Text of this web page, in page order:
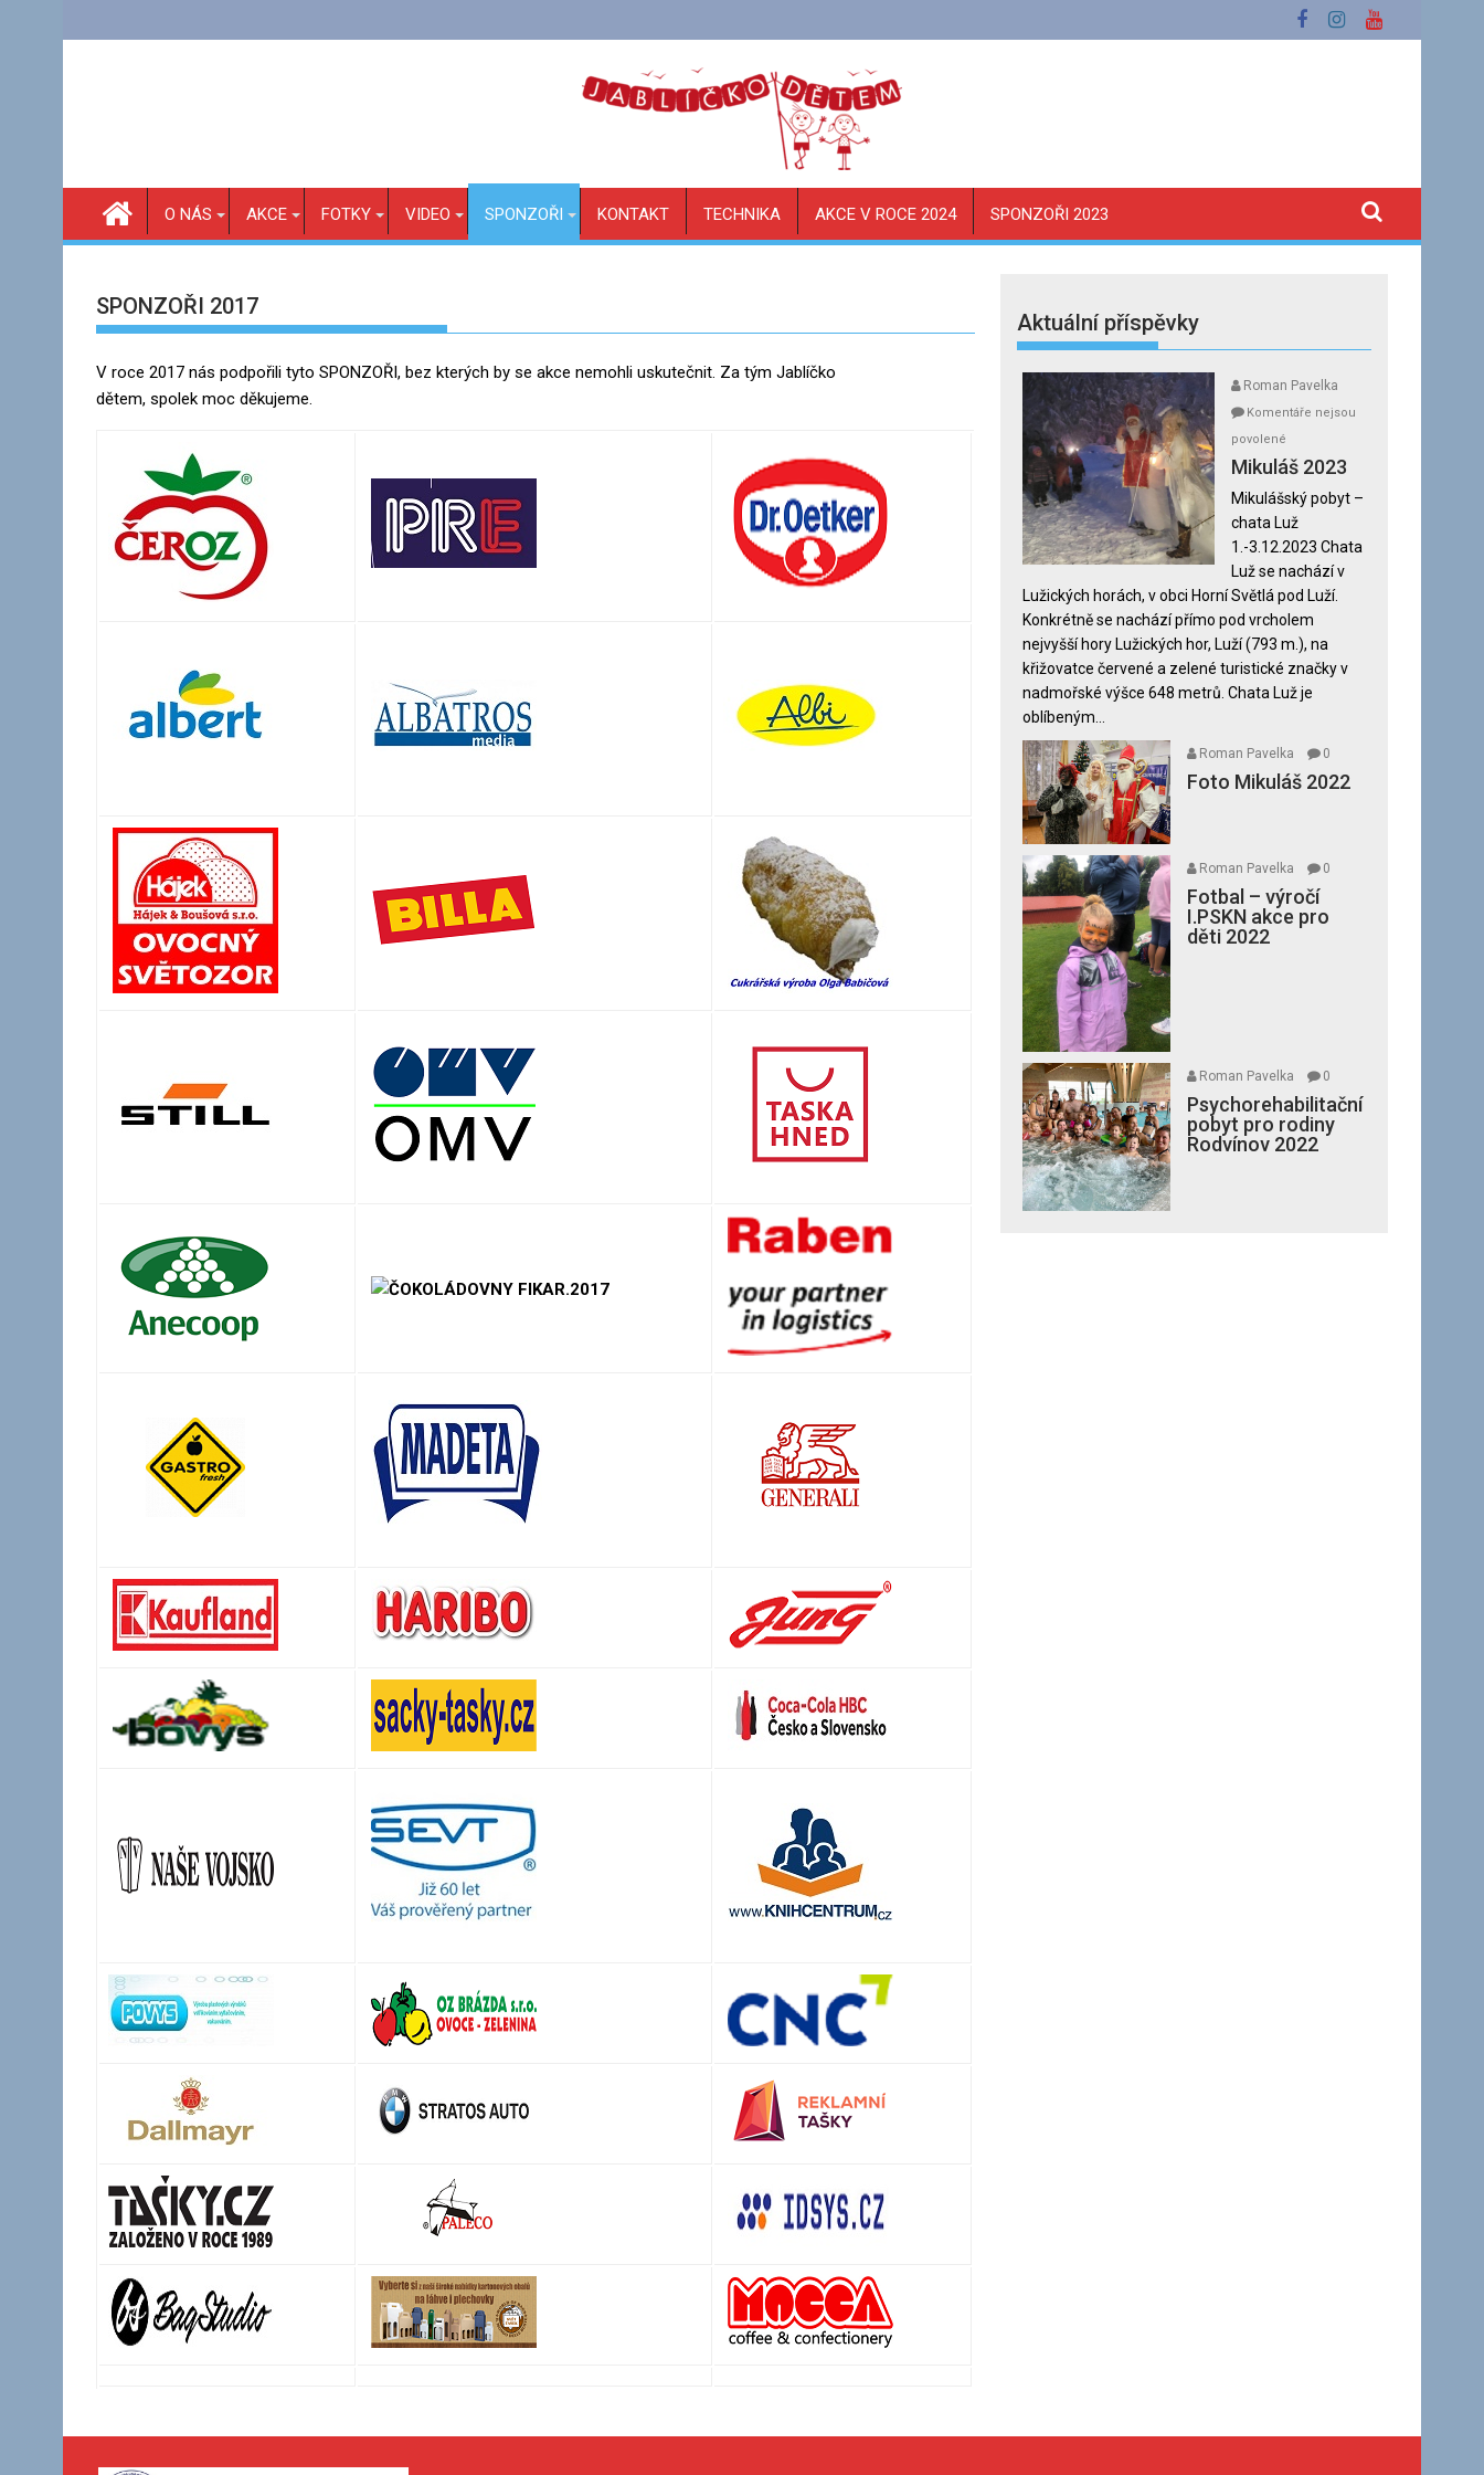
to
O NÁS AKCE FOTKY VIDEO SPONZOŘI KONTAKT TECHNIKA AKCE V ROCE 2024 SPONZOŘI 2023
SPONZOŘI 2017
V roce 2017 nás podpořili tyto SPONZOŘI, bez kterých by se akce nemohli uskutečnit. Za tým Jablíčko
dětem, spolek moc děkujeme.
Aktuální příspěvky
Roman Pavelka
Komentáře nejsou
povolené
textu
názvem
Mikuláš
2023
Mikuláš 2023
Mikulášský pobyt –
chata Luž
1.-3.12.2023 Chata
Luž se nachází v
Lužických horách, v obci Horní Světlá pod Luží.
Konkrétně se nachází přímo pod vrcholem
nejvyšší hory Lužických hor, Luží (793 m.), na
křižovatce červené a zelené turistické značky v
nadmořské výšce 648 metrů. Chata Luž je
oblíbeným...
Roman Pavelka 0
Foto Mikuláš 2022
Roman Pavelka 0
Fotbal – výročí
I.PSKN akce pro
děti 2022
Roman Pavelka 0
Psychorehabilitační
pobyt pro rodiny
Rodvínov 2022